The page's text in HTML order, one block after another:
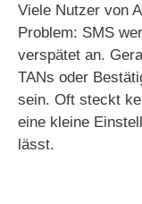
Viele Nutzer von
Problem: SMS
verspätet an.
TANs oder
sein. Oft steckt
eine kleine
lässt.